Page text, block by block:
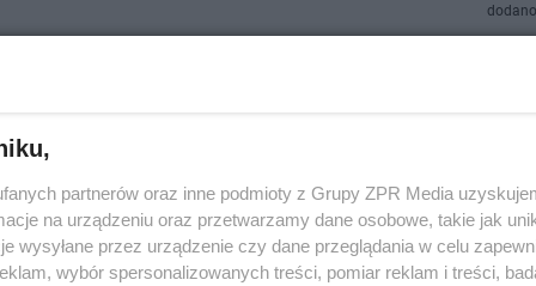
w Białymstoku
strefa gastronomiczna to tradycyjne japońskie smaki - od
rameny i klasyczne przekąski w tempurze. Nie zabraknie także
wśród któ…
partnerów oraz inne podmioty z Grupy ZPR Media
na urządzeniu oraz przetwarzamy dane osobowe, takie jak
wysyłane przez urządzenie czy dane przeglądania w celu
wybór spersonalizowanych treści, pomiar reklam i treści,